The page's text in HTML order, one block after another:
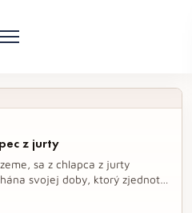
vládca sveta
z jurty
sa z chlapca z jurty
svojej doby, ktorý zjednotil